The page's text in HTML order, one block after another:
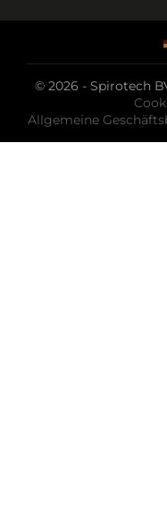
© 2026 - Spirotech
Allgemeine